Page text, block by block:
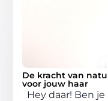
De kracht van
voor jouw haar
Hey daar! Ben